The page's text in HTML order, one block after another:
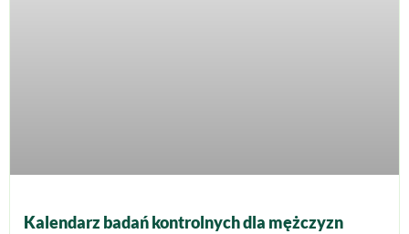
Kalendarz badań kontrolnych dla mężczyzn